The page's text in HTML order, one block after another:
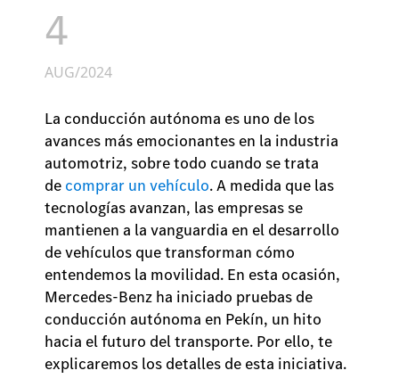
4
AUG/2024
La conducción autónoma es uno de los
avances más emocionantes en la industria
automotriz, sobre todo cuando se trata
de comprar un vehículo. A medida que las
tecnologías avanzan, las empresas se
mantienen a la vanguardia en el desarrollo
de vehículos que transforman cómo
entendemos la movilidad. En esta ocasión,
Mercedes-Benz ha iniciado pruebas de
conducción autónoma en Pekín, un hito
hacia el futuro del transporte. Por ello, te
explicaremos los detalles de esta iniciativa.